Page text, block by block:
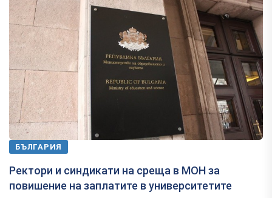
БЪЛГАРИЯ
Ректори и синдикати на среща в МОН за
повишение на заплатите в университетите